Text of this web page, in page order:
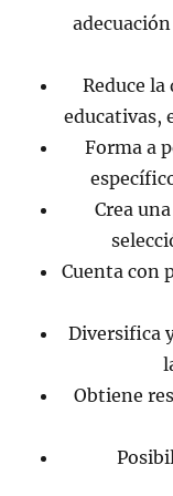
Reduce
educativas,
Forma a
Crea
Cuenta con
Diversifica
Obtiene